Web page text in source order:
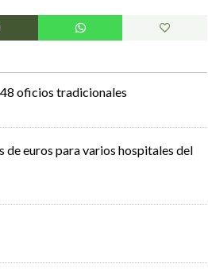
48 oficios tradicionales
euros para varios hospitales del